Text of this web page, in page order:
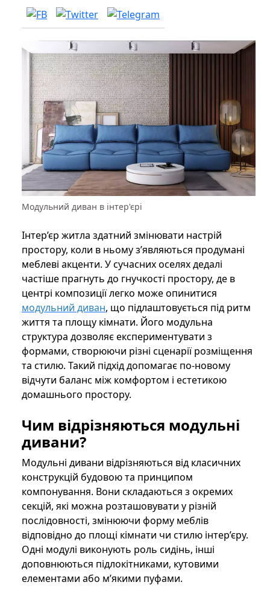
Модульний диван в інтер'єрі
Інтер’єр житла здатний змінювати настрій
простору, коли в ньому з’являються продумані
меблеві акценти. У сучасних оселях дедалі
частіше прагнуть до гнучкості простору, де в
центрі композиції легко може опинитися
модульний диван, що підлаштовується під ритм
життя та площу кімнати. Його модульна
структура дозволяє експериментувати з
формами, створюючи різні сценарії розміщення
та стилю. Такий підхід допомагає по-новому
відчути баланс між комфортом і естетикою
домашнього простору.
Чим відрізняються модульні
дивани?
Модульні дивани відрізняються від класичних
конструкцій будовою та принципом
компонування. Вони складаються з окремих
секцій, які можна розташовувати у різній
послідовності, змінюючи форму меблів
відповідно до площі кімнати чи стилю інтер’єру.
Одні модулі виконують роль сидінь, інші
доповнюються підлокітниками, кутовими
елементами або м’якими пуфами.